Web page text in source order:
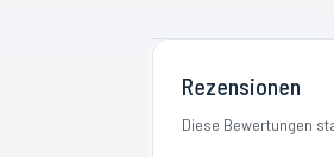
Rezensionen
Diese Bewertungen